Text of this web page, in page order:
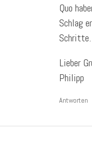
Quo
Schlag
Schritte.
Lieber
Philipp
Antworten